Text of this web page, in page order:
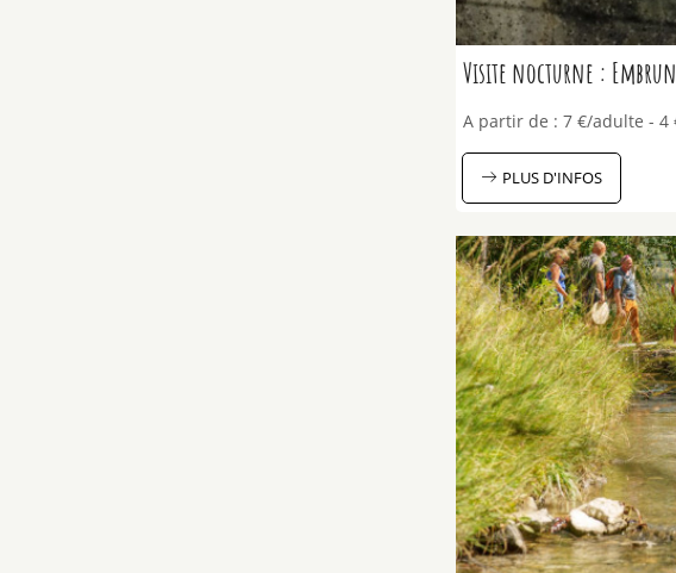
Visite nocturne :
A partir de : 7 €/adulte 4
PLUS D'INFOS